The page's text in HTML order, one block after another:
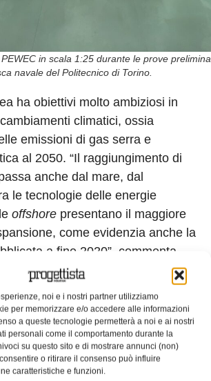
noi e i nostri partner utilizziamo
per memorizzare e/o accedere alle informazioni
a queste tecnologie permetterà a noi e ai nostri
personali come il comportamento durante la
su questo sito e di mostrare annunci (non)
o ritirare il consenso può influire
caratteristiche e funzioni.
in scala 1:25 durante le prove
navale del Politecnico di Torino.
ha obiettivi molto ambiziosi in
climatici, ossia
emissioni di gas serra e
al 2050. “Il raggiungimento di
anche dal mare, dal
le tecnologie delle energie
offshore presentano il maggiore
come evidenzia anche la
a fine 2020”, commenta
dell’Unione europea prevede
dal mare sia pari a 100 MW
2030 e 40 GW al 2050. “Questo
un cambio di passo
di 30 anni, con una velocità